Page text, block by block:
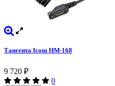
Тангента Icom HM-168
9 720 ₽
0